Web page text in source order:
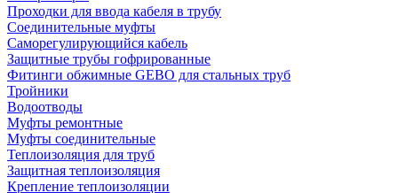
Проходки для ввода кабеля в трубу
Соединительные муфты
Саморегулирующийся кабель
Защитные трубы гофрированные
Фитинги обжимные GEBO для стальных труб
Тройники
Водоотводы
Муфты ремонтные
Муфты соединительные
Теплоизоляция для труб
Защитная теплоизоляция
Крепление теплоизоляции